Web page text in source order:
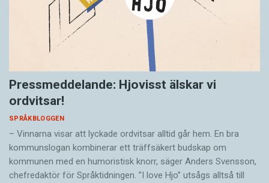
Pressmeddelande: Hjovisst älskar vi
ordvitsar!
SPRÅKBLOGGEN
– Vinnarna visar att lyckade ordvitsar alltid går hem. En bra
kommunslogan kombinerar ett träffsäkert budskap om
kommunen med en humoristisk knorr, säger Anders Svensson,
chefredaktör för Språktidningen. ”I love Hjo” utsågs alltså till